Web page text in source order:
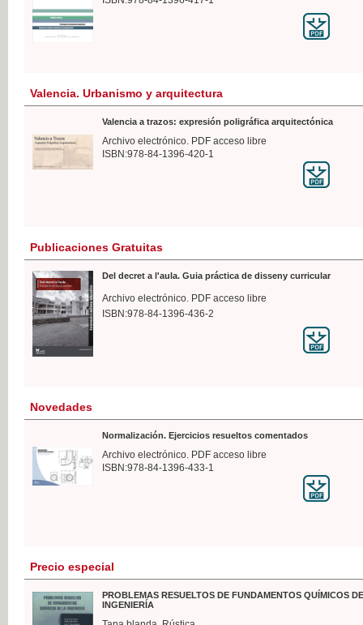
Valencia. Urbanismo y arquitectura
Valencia a trazos: expresión poligráfica arquitectónica
Archivo electrónico. PDF acceso libre
ISBN:978-84-1396-420-1
Publicaciones Gratuitas
Del decret a l'aula. Guia práctica de disseny curricular
Archivo electrónico. PDF acceso libre
ISBN:978-84-1396-436-2
Novedades
Normalización. Ejercicios resueltos comentados
Archivo electrónico. PDF acceso libre
ISBN:978-84-1396-433-1
Precio especial
PROBLEMAS RESUELTOS DE FUNDAMENTOS QUÍMICOS
INGENIERÍA